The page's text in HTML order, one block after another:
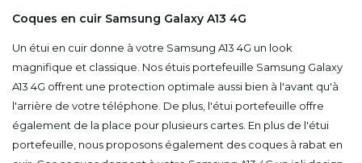
Coques en cuir Samsung Galaxy A13 4G
Un étui en cuir donne à votre Samsung A13 4G un look
magnifique et classique. Nos étuis portefeuille Samsung Galaxy
A13 4G offrent une protection optimale aussi bien à l'avant qu'à
l'arrière de votre téléphone. De plus, l'étui portefeuille offre
également de la place pour plusieurs cartes. En plus de l'étui
portefeuille, nous proposons également des coques à rabat en